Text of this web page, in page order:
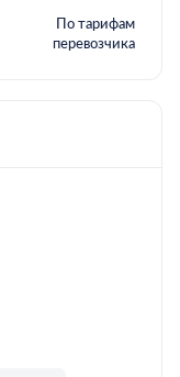
По тарифам
перевозчика